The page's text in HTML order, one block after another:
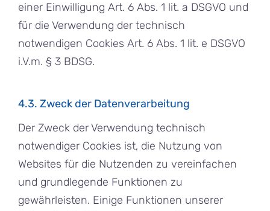
einer Einwilligung Art. 6 Abs. 1 lit. a DSGVO und
für die Verwendung der technisch
notwendigen Cookies Art. 6 Abs. 1 lit. e DSGVO
i.V.m. § 3 BDSG.
4.3. Zweck der Datenverarbeitung
Der Zweck der Verwendung technisch
notwendiger Cookies ist, die Nutzung von
Websites für die Nutzenden zu vereinfachen
und grundlegende Funktionen zu
gewährleisten. Einige Funktionen unserer